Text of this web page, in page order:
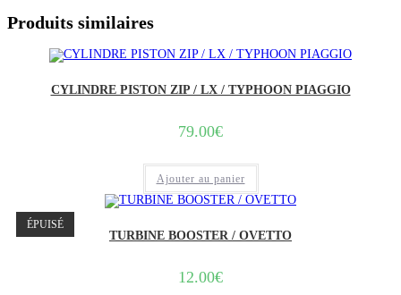
Produits similaires
CYLINDRE PISTON ZIP / LX / TYPHOON PIAGGIO
79.00€
Ajouter au panier
ÉPUISÉ
TURBINE BOOSTER / OVETTO
12.00€